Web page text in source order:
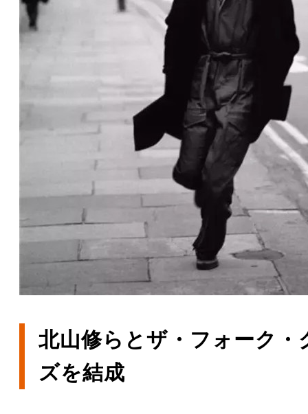
北山修らとザ・フォーク・
ズを結成